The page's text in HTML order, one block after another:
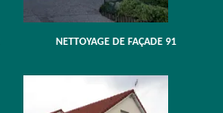
NETTOYAGE DE FAÇADE 91